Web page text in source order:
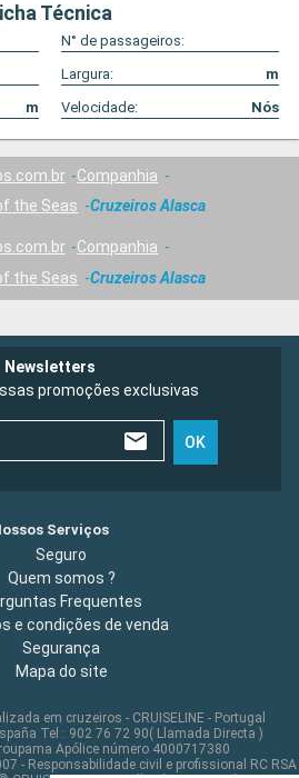
Técnica
N° de passageiros:
Largura:
m
m Velocidade: Nós
Companhia
the Seas Cruzeiros Alasca
Companhia
the Seas Cruzeiros Alasca
Newsletters
promoções exclusivas
OK
Serviços
Seguro
Quem somos ?
Frequentes
e condições de venda
Segurança
Mapa do site
em cruzeiros - CRUISELINE - Portugal
Tel : 902 76 72 90( Llamada Directa )
Apólice número 4000717380
- Responsabilidade civil e profissional RC RSA